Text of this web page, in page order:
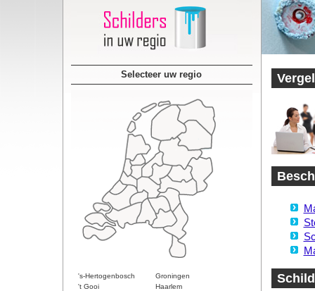
Selecteer uw regio
's-Hertogenbosch
Groningen
't Gooi
Haarlem